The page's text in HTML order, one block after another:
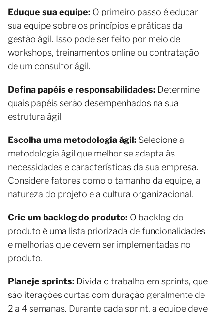
Eduque sua equipe: O primeiro passo é educar
sua equipe sobre os princípios e práticas da
gestão ágil. Isso pode ser feito por meio de
workshops, treinamentos online ou contratação
de um consultor ágil.
Defina papéis e responsabilidades: Determine
quais papéis serão desempenhados na sua
estrutura ágil.
Escolha uma metodologia ágil: Selecione a
metodologia ágil que melhor se adapta às
necessidades e características da sua empresa.
Considere fatores como o tamanho da equipe, a
natureza do projeto e a cultura organizacional.
Crie um backlog do produto: O backlog do
produto é uma lista priorizada de funcionalidades
e melhorias que devem ser implementadas no
produto.
Planeje sprints: Divida o trabalho em sprints, que
são iterações curtas com duração geralmente de
2 a 4 semanas. Durante cada sprint, a equipe deve